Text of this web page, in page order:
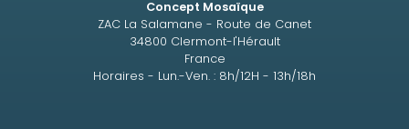
Concept Mosaïque
ZAC La Salamane - Route de Canet
34800 Clermont-l'Hérault
France
Horaires - Lun.-Ven. : 8h/12H - 13h/18h